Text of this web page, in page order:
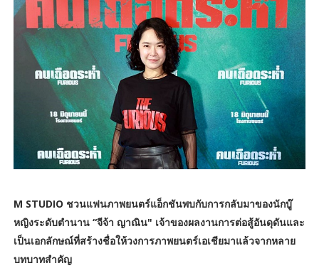
M STUDIO ชวนแฟนภาพยนตร์แอ็กชันพบกับการกลับมาของนักบู๊
หญิงระดับตำนาน “จีจ้า ญาณิน" เจ้าของผลงานการต่อสู้อันดุดันและ
เป็นเอกลักษณ์ที่สร้างชื่อให้วงการภาพยนตร์เอเชียมาแล้วจากหลาย
บทบาทสำคัญ